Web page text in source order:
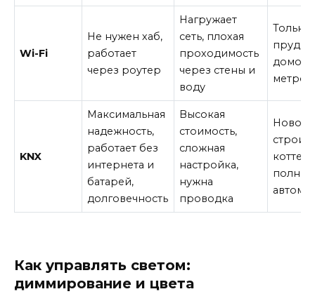
Wi-Fi
Не нужен хаб,
работает
через роутер
Нагружает
сеть, плохая
проходимость
через стены и
воду
Только
пруд
домом
KNX
Максимальная
надежность,
работает без
интернета и
батарей,
долговечность
Высокая
стоимость,
сложная
настройка,
нужна
проводка
Новое
полной
Как управлять светом:
диммирование и цвета